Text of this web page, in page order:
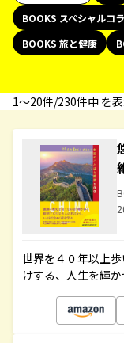
BOOKS スペシャルコ
BOOKS 旅と健康
1〜20件/230件中 を
世界を４０年以上
けする、人生を輝